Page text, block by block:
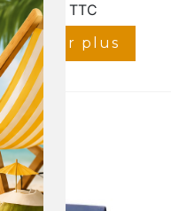
14,00 € TTC
Afficher plus